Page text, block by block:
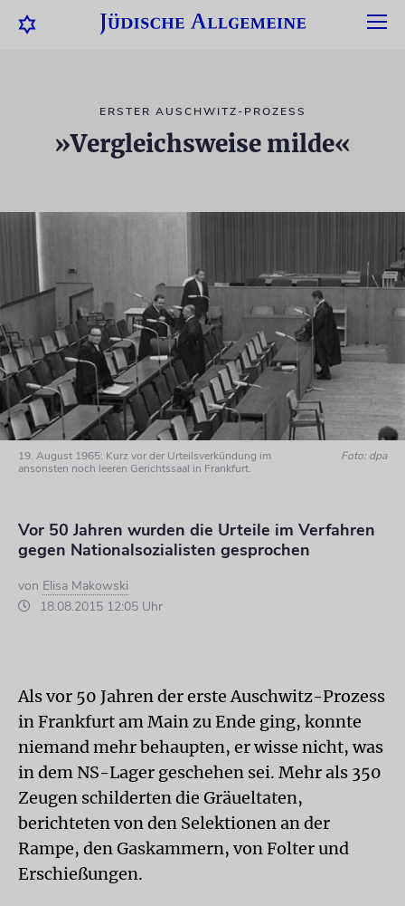
ERSTER AUSCHWITZ-PROZESS
»Vergleichsweise milde«
19. August 1965: Kurz vor der Urteilsverkündung im
ansonsten noch leeren Gerichtssaal in Frankfurt.
Foto: dpa
Vor 50 Jahren wurden die Urteile im Verfahren
gegen Nationalsozialisten gesprochen
von Elisa Makowski
18.08.2015 12:05 Uhr
Als vor 50 Jahren der erste Auschwitz-Prozess
in Frankfurt am Main zu Ende ging, konnte
niemand mehr behaupten, er wisse nicht, was
in dem NS-Lager geschehen sei. Mehr als 350
Zeugen schilderten die Gräueltaten,
berichteten von den Selektionen an der
Rampe, den Gaskammern, von Folter und
Erschießungen.